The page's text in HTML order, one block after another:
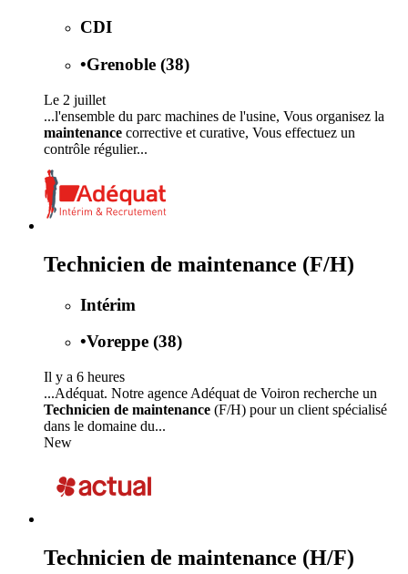
CDI
•Grenoble (38)
Le 2 juillet
...l'ensemble du parc machines de l'usine, Vous organisez la
maintenance corrective et curative, Vous effectuez un
contrôle régulier...
Technicien de maintenance (F/H)
Intérim
•Voreppe (38)
Il y a 6 heures
...Adéquat. Notre agence Adéquat de Voiron recherche un
Technicien de maintenance (F/H) pour un client spécialisé
dans le domaine du...
New
Technicien de maintenance (H/F)